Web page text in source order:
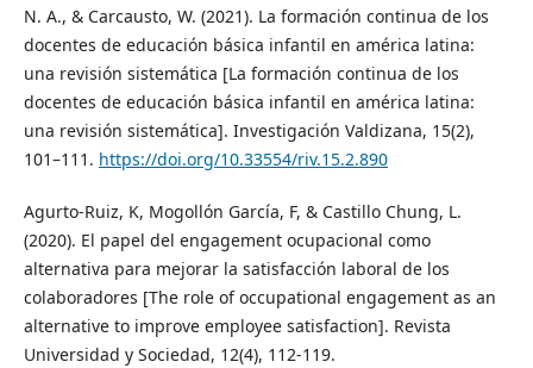
N. A., & Carcausto, W. (2021). La formación continua de los
docentes de educación básica infantil en américa latina:
una revisión sistemática [La formación continua de los
docentes de educación básica infantil en américa latina:
una revisión sistemática]. Investigación Valdizana, 15(2),
101–111. https://doi.org/10.33554/riv.15.2.890
Agurto-Ruiz, K, Mogollón García, F, & Castillo Chung, L.
(2020). El papel del engagement ocupacional como
alternativa para mejorar la satisfacción laboral de los
colaboradores [The role of occupational engagement as an
alternative to improve employee satisfaction]. Revista
Universidad y Sociedad, 12(4), 112-119.